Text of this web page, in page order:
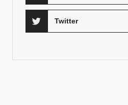
Twitter